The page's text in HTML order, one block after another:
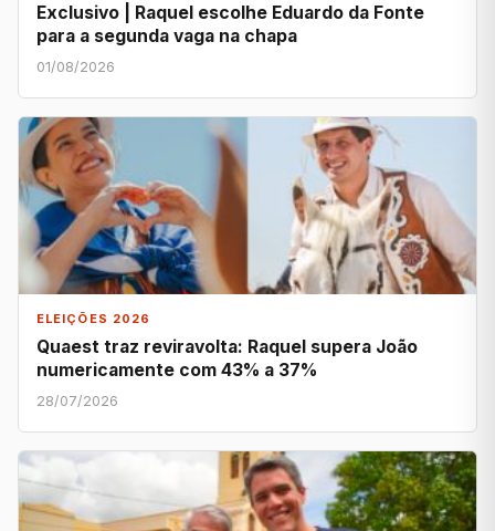
Exclusivo | Raquel escolhe Eduardo da Fonte
para a segunda vaga na chapa
01/08/2026
ELEIÇÕES 2026
Quaest traz reviravolta: Raquel supera João
numericamente com 43% a 37%
28/07/2026